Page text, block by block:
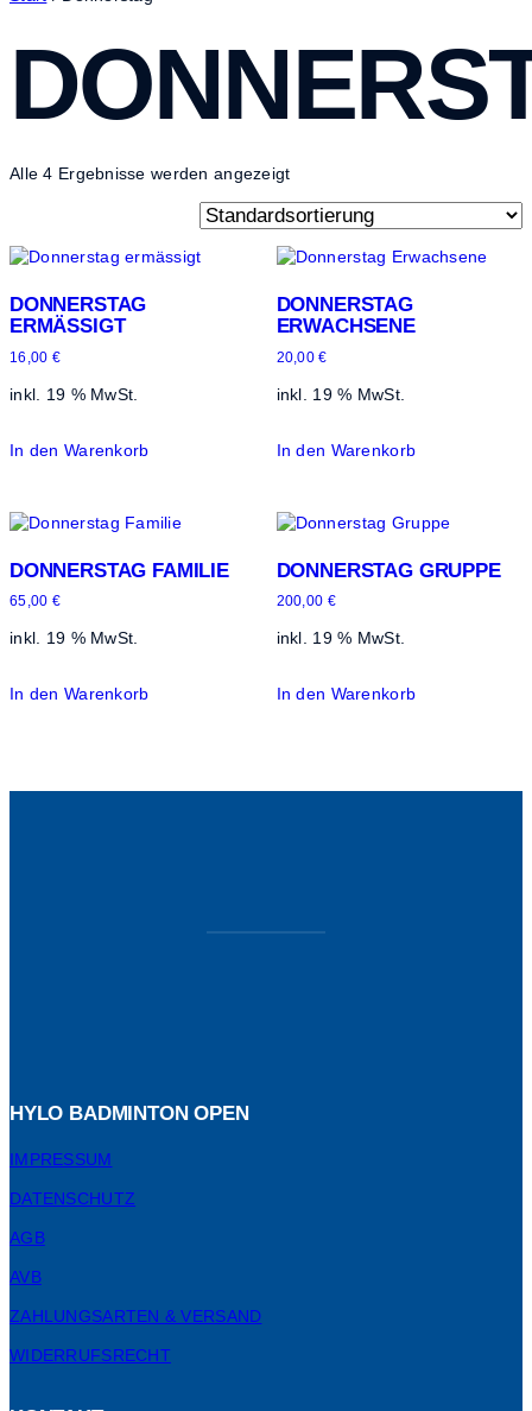
Alle 4 Ergebnisse werden angezeigt
DONNERSTAG
ERMÄSSIGT
16,00 €
inkl. 19 % MwSt.
In den Warenkorb
DONNERSTAG
ERWACHSENE
20,00€
inkl. 19 % MwSt.
In den Warenkorb
DONNERSTAG FAMILIE
65,00 €
inkl. 19 % MwSt.
In den Warenkorb
DONNERSTAG GRUPPE
200,00 €
inkl. 19 % MwSt.
In den Warenkorb
HYLO BADMINTON OPEN
IMPRESSUM
DATENSCHUTZ
AGB
AVB
ZAHLUNGSARTEN & VERSAND
WIDERRUFSRECHT